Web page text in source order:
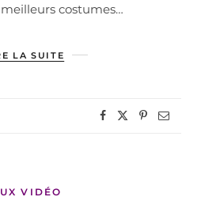
costumes…
LA SUITE
VIDÉO